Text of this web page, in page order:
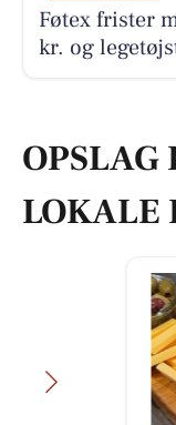
Føtex frister
kr. og
OPSLAG
LOKALE